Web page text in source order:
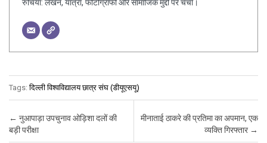
रुचियाँ: लेखन, यात्रा, फोटोग्राफी और सामाजिक मुद्दों पर चर्चा।
Tags:दिल्ली विश्वविद्यालय छात्र संघ (डीयूएसयू)
Post navigation
← नुआपाड़ा उपचुनाव ओड़िशा दलों की
बड़ी परीक्षा
मीनाताई ठाकरे की प्रतिमा का अपमान, एक
व्यक्ति गिरफ्तार →